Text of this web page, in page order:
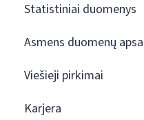
Statistiniai duomenys
Asmens duomenų
Viešieji pirkimai
Karjera